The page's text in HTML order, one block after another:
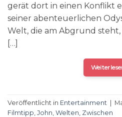
gerät dort in einen Konflikt
seiner abenteuerlichen
Welt, die am Abgrund
[…]
Veröffentlicht in Entertainment
Filmtipp John Welten Zwischen